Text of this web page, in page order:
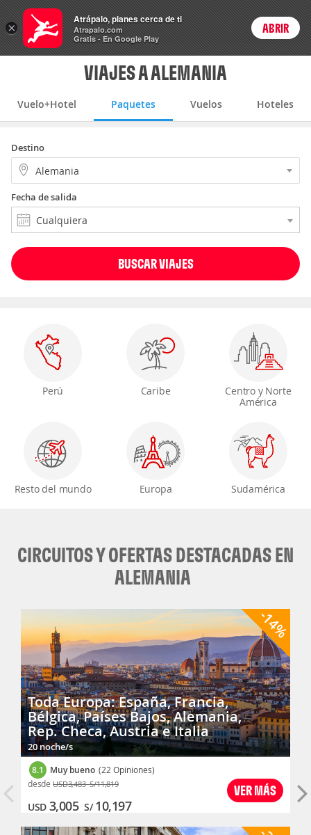
Vuelo+Hotel Login
VIAJES A ALEMANIA
Vuelo+Hotel Paquetes Vuelos Hoteles
Destino
Alemania
Fecha de salida
Cualquiera
BUSCAR VIAJES
Perú Caribe
Centro y Norte
América
Resto del mundo Europa Sudamérica
CIRCUITOS Y OFERTAS DESTACADAS EN
ALEMANIA
Toda Europa: España, Francia,
Bélgica, Países Bajos, Alemania,
Rep. Checa, Austria e Italia
20 noche/s
8.1 Muy bueno (22 Opiniones)
VER MÁS
desde USD3,483 S/11,819
USD 3,005 S/ 10,197
-14%
×
Atrápalo, planes cerca de ti
Atrapalo.com
Gratis - En Google Play
ABRIR